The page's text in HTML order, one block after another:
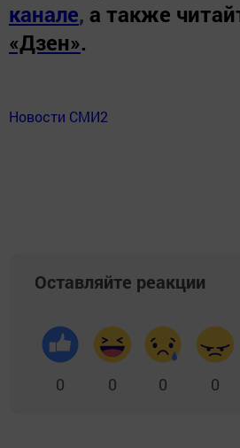
канале, а также
«Дзен».
Новости СМИ2
Оставляйте реакции
0 0 0 0